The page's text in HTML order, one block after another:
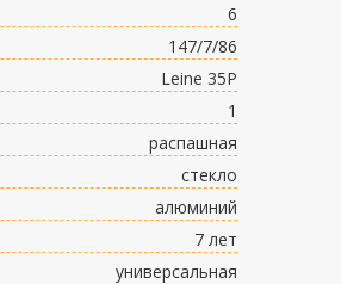
6
147/7/86
Leine 35P
1
распашная
стекло
алюминий
7 лет
универсальная